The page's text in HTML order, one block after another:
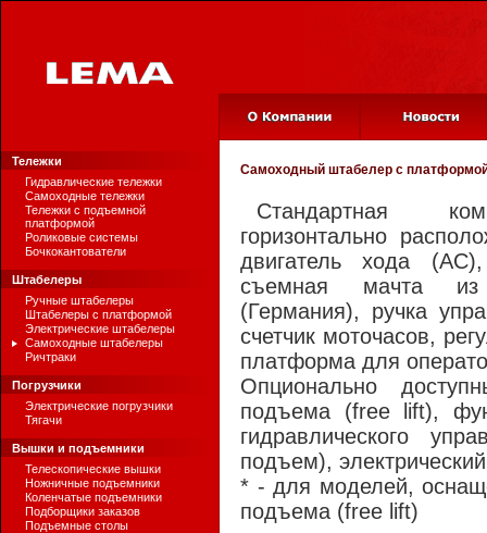
Тележки
Гидравлические тележки
Самоходные тележки
Тележки с подъемной
платформой
Роликовые системы
Бочкокантователи
Штабелеры
Ручные штабелеры
Штабелеры с платформой
Электрические штабелеры
Самоходные штабелеры
Ричтраки
Погрузчики
Электрические погрузчики
Тягачи
Вышки и подъемники
Телескопические вышки
Ножничные подъемники
Коленчатые подъемники
Подборщики заказов
Подъемные столы
Самоходный штабелер с
Стандартная
горизонтально
двигатель хода
съемная мачта из
(Германия), ручка
счетчик моточасов,
платформа для
Опционально
подъема (free lift),
гидравлического
подъем),
* - для моделей,
подъема (free lift)